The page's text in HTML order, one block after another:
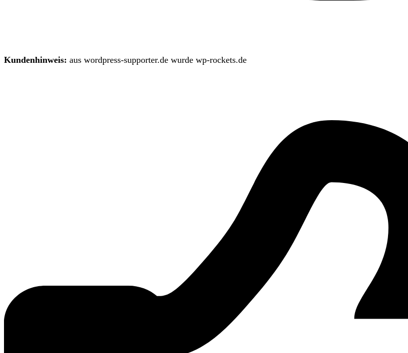
Kundenhinweis: aus wordpress-supporter.de wurde wp-rockets.de